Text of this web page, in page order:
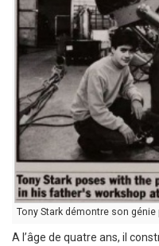
Tony Stark démontre son génie
A l’âge de quatre ans, il